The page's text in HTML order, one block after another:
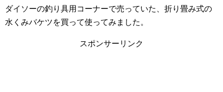
ダイソーの釣り具用コーナーで売っていた、折り畳み式の
水くみバケツを買って使ってみました。
スポンサーリンク